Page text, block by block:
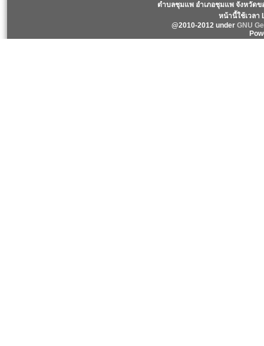
ตำบลชุมแพ อำเภอชุมแพ จังหวัดข
หน้านี้ใช้เวลา
@2010-2012 under GNU